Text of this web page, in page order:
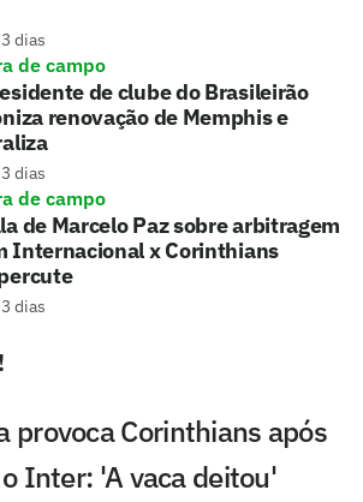
dias
de campo
de clube do Brasileirão
renovação de Memphis e
dias
de campo
de Marcelo Paz sobre arbitragem
Internacional x Corinthians
dias
provoca Corinthians após
Inter: 'A vaca deitou'